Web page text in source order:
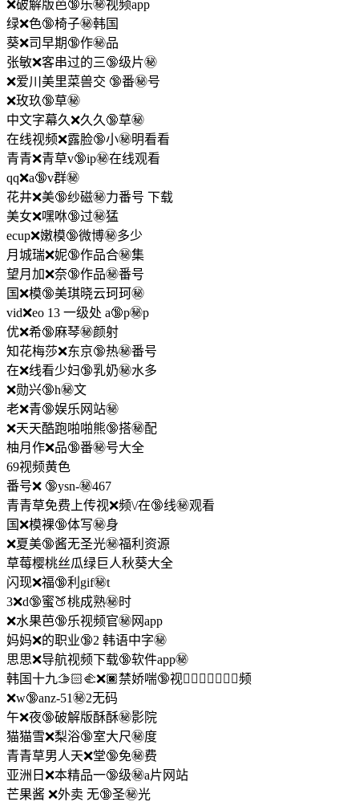
❌破解版芭🔞乐㊙️视频app
绿❌色🔞椅子㊙️韩国
葵❌司早期🔞作㊙️品
张敏❌客串过的三🔞级片㊙️
❌爱川美里菜兽交 🔞番㊙️号
❌玫玖🔞草㊙️
中文字幕久❌久久🔞草㊙️
在线视频❌露脸🔞小㊙️明看看
青青❌青草v🔞ip㊙️在线观看
qq❌a🔞v群㊙️
花井❌美🔞纱磁㊙️力番号 下载
美女❌嘿咻🔞过㊙️猛
ecup❌嫩模🔞微博㊙️多少
月城瑞❌妮🔞作品合㊙️集
望月加❌奈🔞作品㊙️番号
国❌模🔞美琪晓云珂珂㊙️
vid❌eo 13 一级处 a🔞p㊙️p
优❌希🔞麻琴㊙️颜射
知花梅莎❌东京🔞热㊙️番号
在❌线看少妇🔞乳奶㊙️水多
❌勋兴🔞h㊙️文
老❌青🔞娱乐网站㊙️
❌天天酷跑啪啪熊🔞搭㊙️配
柚月作❌品🔞番㊙️号大全
69视频黄色
番号❌ 🔞ysn-㊙️467
青青草免费上传视❌频\/在🔞线㊙️观看
国❌模裸🔞体写㊙️身
❌夏美🔞酱无圣光㊙️福利资源
草莓樱桃丝瓜绿巨人秋葵大全
闪现❌福🔞利gif㊙️t
3❌d🔞蜜🍑桃成熟㊙️时
❌水果芭🔞乐视频官㊙️网app
妈妈❌的职业🔞2 韩语中字㊙️
思思❌导航视频下载🔞软件app㊙️
韩国十九🫱🏻‍🫲❌🏿禁娇喘🔞视👨🏾‍❤‍💋㊙️‍👨🏿频
❌w🔞anz-51㊙️2无码
午❌夜🔞破解版酥酥㊙️影院
猫猫雪❌梨浴🔞室大尺㊙️度
青青草男人天❌堂🔞免㊙️费
亚洲日❌本精品一🔞级㊙️a片网站
芒果酱 ❌外卖 无🔞圣㊙️光